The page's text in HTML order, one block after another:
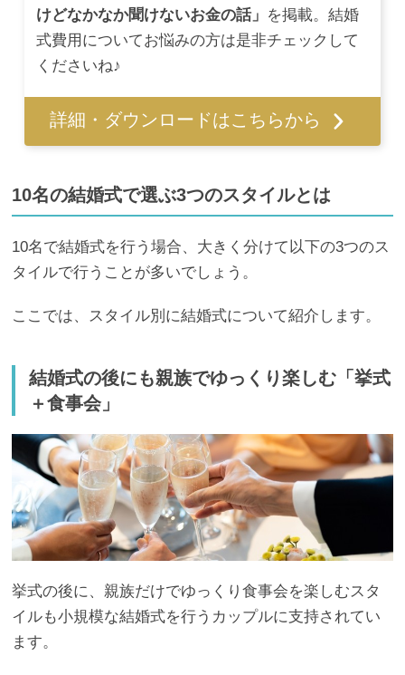
けどなかなか聞けないお金の話」 を掲載。結婚
式費用についてお悩みの方は是非チェックして
くださいね♪
詳細・ダウンロードはこちらから
10名の結婚式で選ぶ3つのスタイルとは
10名で結婚式を行う場合、大きく分けて以下の3つのス
タイルで行うことが多いでしょう。
ここでは、スタイル別に結婚式について紹介します。
結婚式の後にも親族でゆっくり楽しむ「挙式
＋食事会」
挙式の後に、親族だけでゆっくり食事会を楽しむスタ
イルも小規模な結婚式を行うカップルに支持されてい
ます。